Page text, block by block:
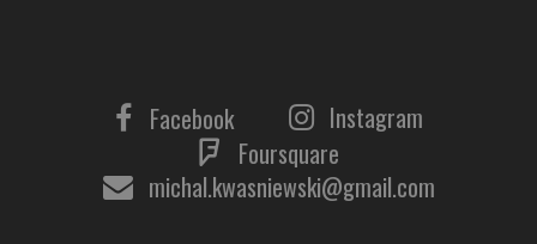
Facebook
Instagram
Foursquare
michal.kwasniewski@gmail.com